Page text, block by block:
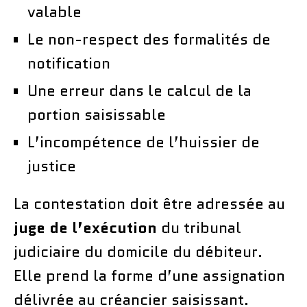
valable
Le non-respect des formalités de
notification
Une erreur dans le calcul de la
portion saisissable
L’incompétence de l’huissier de
justice
La contestation doit être adressée au
juge de l’exécution du tribunal
judiciaire du domicile du débiteur.
Elle prend la forme d’une assignation
délivrée au créancier saisissant.